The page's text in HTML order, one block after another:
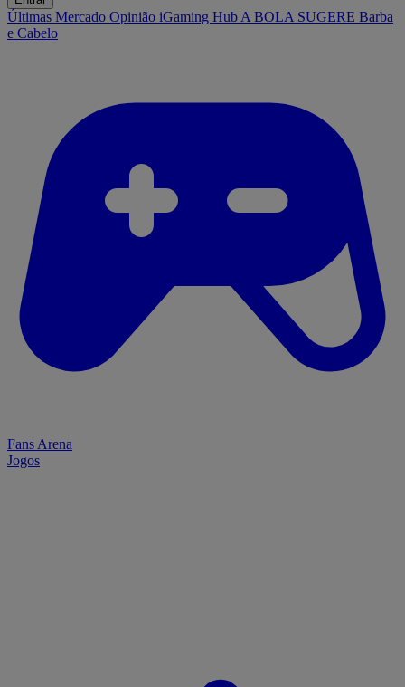
Últimas Mercado Opinião iGaming Hub A BOLA SUGERE Barba
e Cabelo
Fans Arena
Jogos